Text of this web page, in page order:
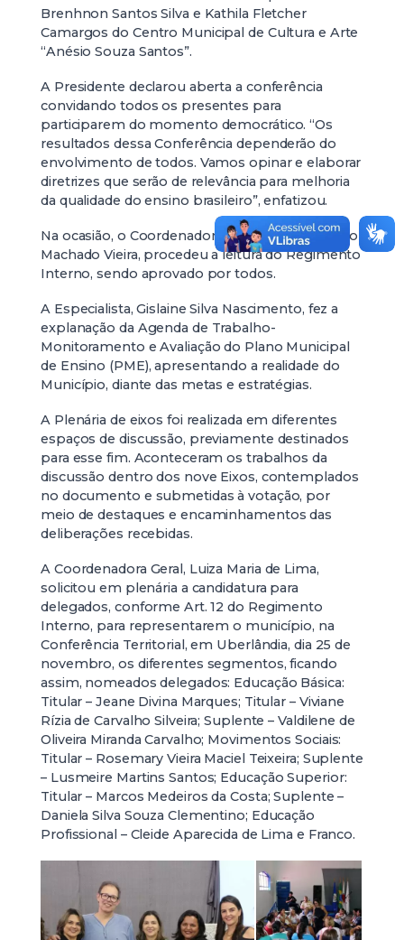
Brenhnon Santos Silva e Kathila Fletcher
Camargos do Centro Municipal de Cultura e Arte
“Anésio Souza Santos”.
A Presidente declarou aberta a conferência
convidando todos os presentes para
participarem do momento democrático. “Os
resultados dessa Conferência dependerão do
envolvimento de todos. Vamos opinar e elaborar
diretrizes que serão de relevância para melhoria
da qualidade do ensino brasileiro”, enfatizou.
Na ocasião, o Coordenador dos trabalhos, Mauro
Machado Vieira, procedeu a leitura do Regimento
Interno, sendo aprovado por todos.
A Especialista, Gislaine Silva Nascimento, fez a
explanação da Agenda de Trabalho-
Monitoramento e Avaliação do Plano Municipal
de Ensino (PME), apresentando a realidade do
Município, diante das metas e estratégias.
A Plenária de eixos foi realizada em diferentes
espaços de discussão, previamente destinados
para esse fim. Aconteceram os trabalhos da
discussão dentro dos nove Eixos, contemplados
no documento e submetidas à votação, por
meio de destaques e encaminhamentos das
deliberações recebidas.
A Coordenadora Geral, Luiza Maria de Lima,
solicitou em plenária a candidatura para
delegados, conforme Art. 12 do Regimento
Interno, para representarem o município, na
Conferência Territorial, em Uberlândia, dia 25 de
novembro, os diferentes segmentos, ficando
assim, nomeados delegados: Educação Básica:
Titular – Jeane Divina Marques; Titular – Viviane
Rízia de Carvalho Silveira; Suplente – Valdilene de
Oliveira Miranda Carvalho; Movimentos Sociais:
Titular – Rosemary Vieira Maciel Teixeira; Suplente
– Lusmeire Martins Santos; Educação Superior:
Titular – Marcos Medeiros da Costa; Suplente –
Daniela Silva Souza Clementino; Educação
Profissional – Cleide Aparecida de Lima e Franco.